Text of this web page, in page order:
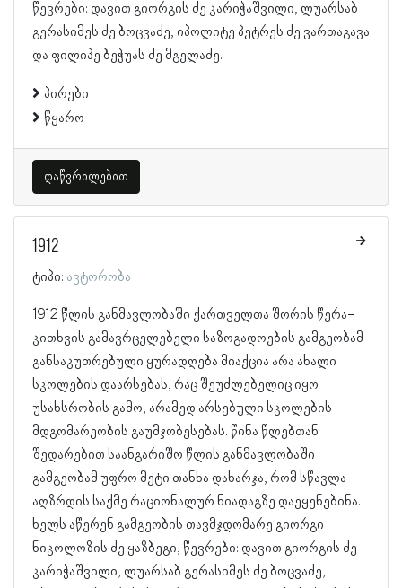
წევრები: დავით გიორგის ძე კარიჭაშვილი, ლუარსაბ
გერასიმეს ძე ბოცვაძე, იპოლიტე პეტრეს ძე ვართაგავა
და ფილიპე ბეჭუას ძე მგელაძე.
პირები
წყარო
დაწვრილებით
1912
ტიპი: ავტორობა
1912 წლის განმავლობაში ქართველთა შორის წერა-
კითხვის გამავრცელებელი საზოგადოების გამგეობამ
განსაკუთრებული ყურადღება მიაქცია არა ახალი
სკოლების დაარსებას, რაც შეუძლებელიც იყო
უსახსრობის გამო, არამედ არსებული სკოლების
მდგომარეობის გაუმჯობესებას. წინა წლებთან
შედარებით საანგარიშო წლის განმავლობაში
გამგეობამ უფრო მეტი თანხა დახარჯა, რომ სწავლა-
აღზრდის საქმე რაციონალურ ნიადაგზე დაეყენებინა.
ხელს აწერენ გამგეობის თავმჯდომარე გიორგი
ნიკოლოზის ძე ყაზბეგი, წევრები: დავით გიორგის ძე
კარიჭაშვილი, ლუარსაბ გერასიმეს ძე ბოცვაძე,